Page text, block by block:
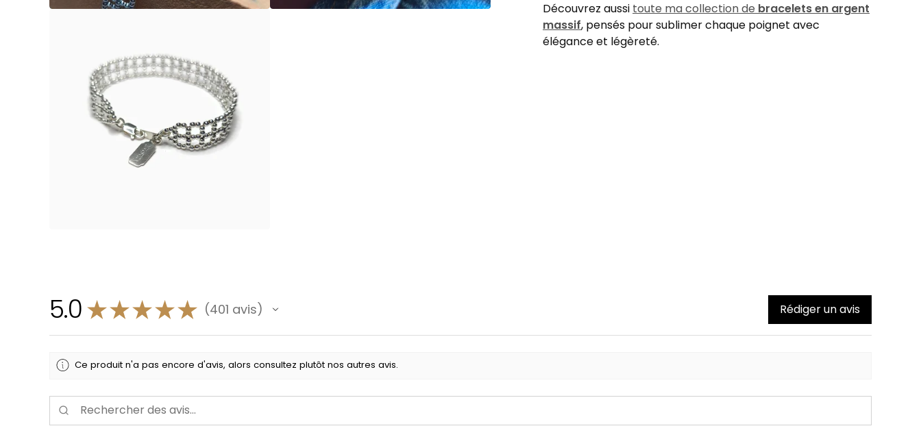
Découvrez aussi toute ma collection de bracelets en argent
massif, pensés pour sublimer chaque poignet avec
élégance et légèreté.
5.0 ★★★★★ 401 avis
401 Rédiger un avis
Ce produit n'a pas encore d'avis, alors consultez plutôt nos autres avis.